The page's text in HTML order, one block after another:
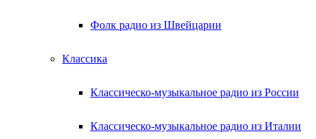
Фолк радио из Швейцарии
Классика
Классическо-музыкальное радио из России
Классическо-музыкальное радио из Италии